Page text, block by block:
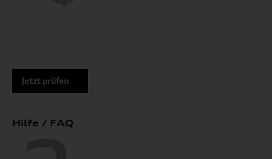
Jetzt prüfen
Hilfe / FAQ